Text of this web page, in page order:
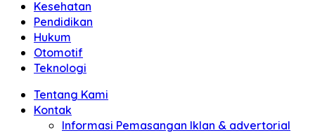
Kesehatan
Pendidikan
Hukum
Otomotif
Teknologi
Tentang Kami
Kontak
Informasi Pemasangan Iklan & advertorial